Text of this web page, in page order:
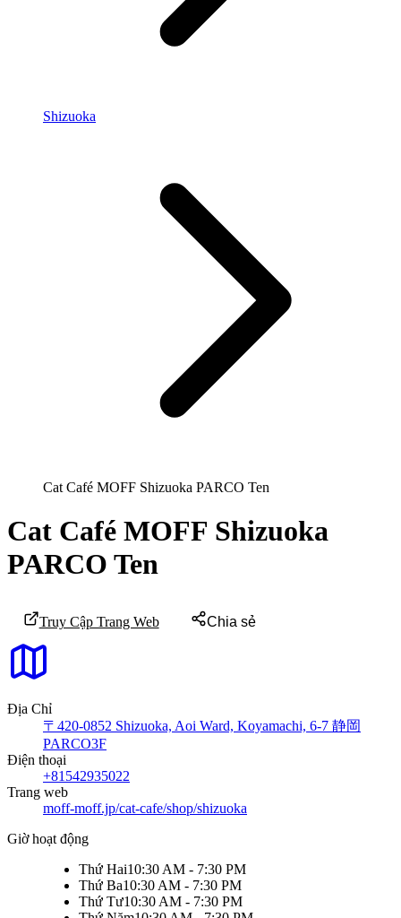
Shizuoka
Cat Café MOFF Shizuoka PARCO Ten
Cat Café MOFF Shizuoka
PARCO Ten
Truy Cập Trang Web Chia sẻ
Địa Chỉ
〒420-0852 Shizuoka, Aoi Ward, Koyamachi, 6-7 静岡
PARCO3F
Điện thoại
+81542935022
Trang web
moff-moff.jp/cat-cafe/shop/shizuoka
Giờ hoạt động
Thứ Hai10:30 AM - 7:30 PM
Thứ Ba10:30 AM - 7:30 PM
Thứ Tư10:30 AM - 7:30 PM